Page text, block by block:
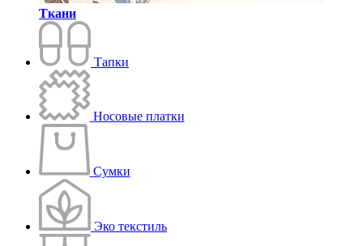
Ткани
Тапки
Носовые платки
Сумки
Эко текстиль